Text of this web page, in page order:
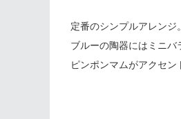
定番のシンプルアレンジ。
ブルーの陶器にはミニバ
ピンポンマムがアクセン